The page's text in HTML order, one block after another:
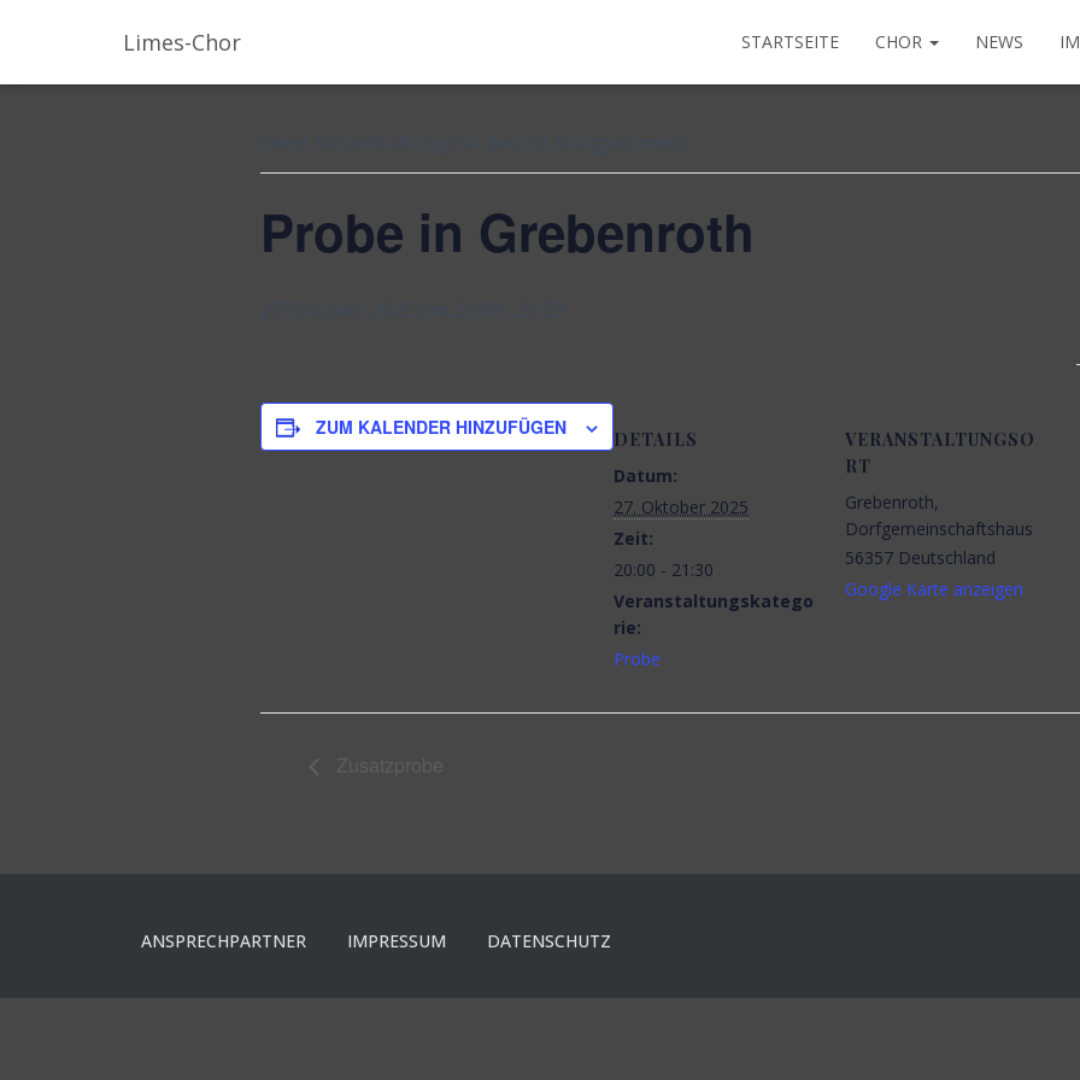
Limes-Chor STARTSEITE CHOR NEWS
Probe in Grebenroth
ZUM KALENDER HINZUFÜGEN
DETAILS
Datum:
27. Oktober 2025
Zeit:
20:00 - 21:30
Veranstaltungskatego
rie:
Probe
VERANSTALTUNGSO
RT
Grebenroth,
Dorfgemeinschaftshaus
56357 Deutschland
Google Karte anzeigen
ANSPRECHPARTNER IMPRESSUM DATENSCHUTZ